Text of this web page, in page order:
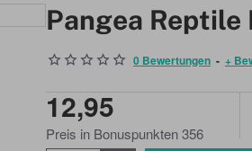
Pangea Reptile
0 Bewertungen - +
12,95
Preis in Bonuspunkten 356